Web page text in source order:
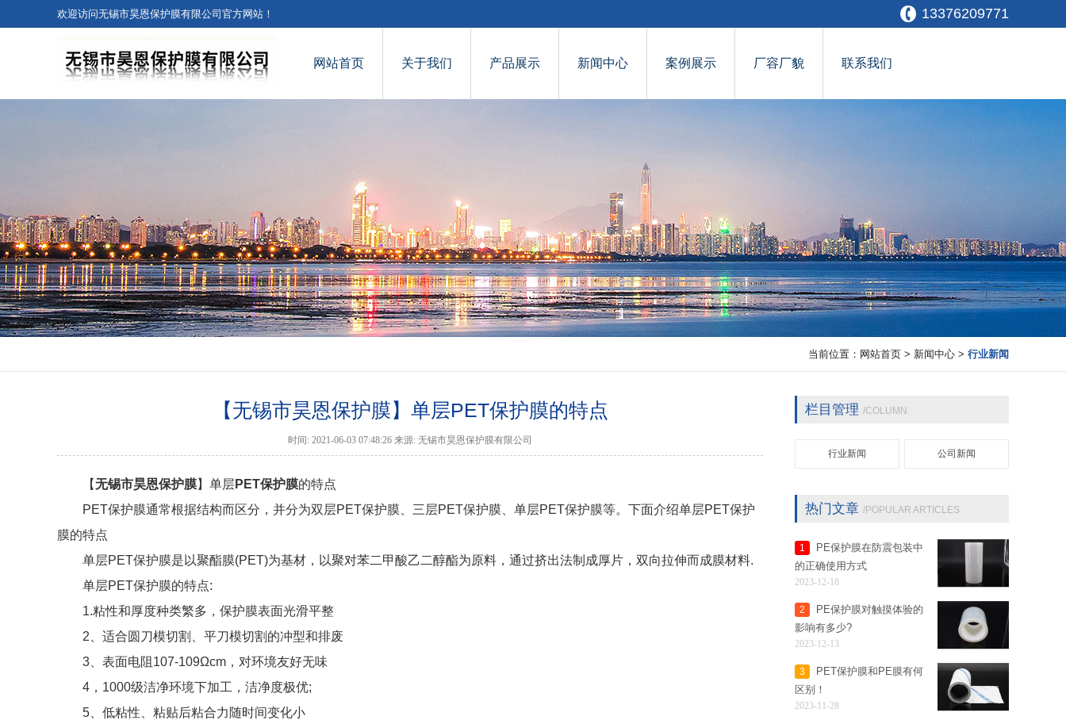
13376209771
欢迎访问无锡市昊恩保护膜有限公司官方网站！
网站首页 关于我们 产品展示 新闻中心 案例展示 厂容厂貌 联系我们
当前位置： 网站首页 > 新闻中心 > 行业新闻
【无锡市昊恩保护膜】单层PET保护膜的特点
时间: 2021-06-03 07:48:26 来源: 无锡市昊恩保护膜有限公司
【无锡市昊恩保护膜】单层PET保护膜的特点
PET保护膜通常根据结构而区分，并分为双层PET保护膜、三层PET保护膜、单层PET保护膜等。下面介绍单层PET保护
膜的特点
单层PET保护膜是以聚酯膜(PET)为基材，以聚对苯二甲酸乙二醇酯为原料，通过挤出法制成厚片，双向拉伸而成膜材料.
单层PET保护膜的特点:
1.粘性和厚度种类繁多，保护膜表面光滑平整
2、适合圆刀模切割、平刀模切割的冲型和排废
3、表面电阻107-109Ωcm，对环境友好无味
4，1000级洁净环境下加工，洁净度极优;
5、低粘性、粘贴后粘合力随时间变化小
栏目管理 /COLUMN
行业新闻 公司新闻
热门文章 /POPULAR ARTICLES
1
PE保护膜在防震包装中
的正确使用方式
2023-12-18
2
PE保护膜对触摸体验的
影响有多少?
2023-12-13
3
PET保护膜和PE膜有何
区别！
2023-11-28